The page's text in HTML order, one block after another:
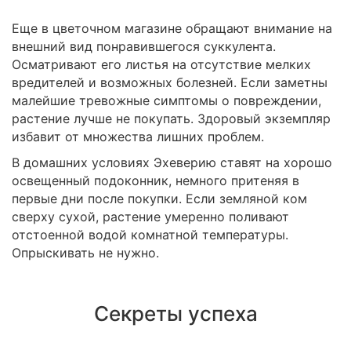
Еще в цветочном магазине обращают внимание на
внешний вид понравившегося суккулента.
Осматривают его листья на отсутствие мелких
вредителей и возможных болезней. Если заметны
малейшие тревожные симптомы о повреждении,
растение лучше не покупать. Здоровый экземпляр
избавит от множества лишних проблем.
В домашних условиях Эхеверию ставят на хорошо
освещенный подоконник, немного притеняя в
первые дни после покупки. Если земляной ком
сверху сухой, растение умеренно поливают
отстоенной водой комнатной температуры.
Опрыскивать не нужно.
Секреты успеха